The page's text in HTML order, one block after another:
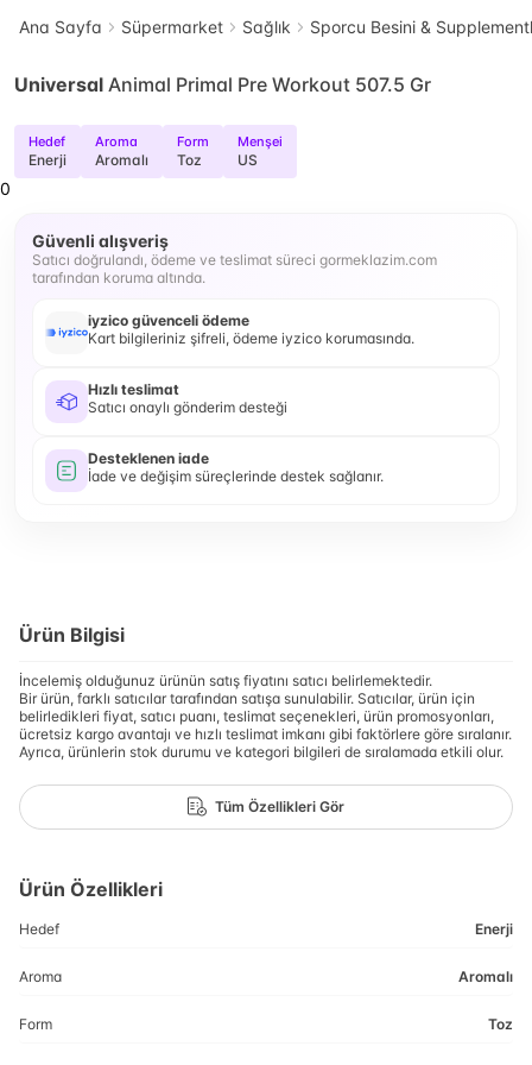
Ana Sayfa Süpermarket Sağlık Sporcu Besini &
Universal Animal Primal Pre Workout 507.5 Gr
Hedef
Enerji
Aroma
Aromalı
Form
Toz
Menşei
US
0
Güvenli alışveriş
Satıcı doğrulandı, ödeme ve teslimat süreci gormeklazim.com
tarafından koruma altında.
iyzico güvenceli ödeme
Kart bilgileriniz şifreli, ödeme iyzico korumasında.
Hızlı teslimat
Satıcı onaylı gönderim desteği
Desteklenen iade
İade ve değişim süreçlerinde destek sağlanır.
Ürün Bilgisi
İncelemiş olduğunuz ürünün satış fiyatını satıcı belirlemektedir.
Bir ürün, farklı satıcılar tarafından satışa sunulabilir. Satıcılar, ürün için
belirledikleri fiyat, satıcı puanı, teslimat seçenekleri, ürün promosyonları,
ücretsiz kargo avantajı ve hızlı teslimat imkanı gibi faktörlere göre sıralanır.
Ayrıca, ürünlerin stok durumu ve kategori bilgileri de sıralamada etkili olur.
Tüm Özellikleri Gör
Ürün Özellikleri
Hedef Enerji
Aroma Aromalı
Form Toz